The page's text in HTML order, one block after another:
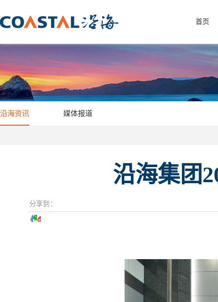
首页
沿海资讯 媒体报道
沿海集团
分享到：